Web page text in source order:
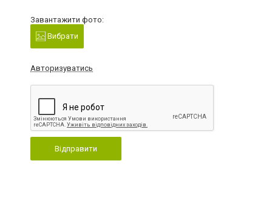
Завантажити фото:
Вибрати
Авторизуватись
Відправити